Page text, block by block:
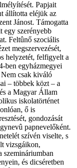
Papjait
állította eléjük az
Jánost. Támogatta
egy szerényebb
Feltûnő szociális
megszervezését,
helyzetét, felfigyelt a
ben egyházmegyei
Nem csak kiváló
– többek közt – a
a Magyar Állam
iskolatörténet
ő is
gondozását
papnevelőként.
szívén viselte, s
vizsgáikon,
szemináriumban
és dicséretben